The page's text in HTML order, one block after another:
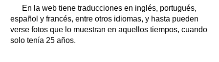
En la web tiene traducciones en inglés, portugués,
español y francés, entre otros idiomas, y hasta pueden
verse fotos que lo muestran en aquellos tiempos, cuando
solo tenía 25 años.